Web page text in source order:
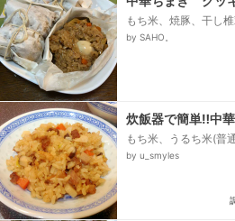
もち米、焼豚、干し
うずらゆで卵、サラ
by SAHO。
炊飯器で簡単‼︎中
もち米、うるち米(普
白ねぎ、たけのこ、
by u_smyles